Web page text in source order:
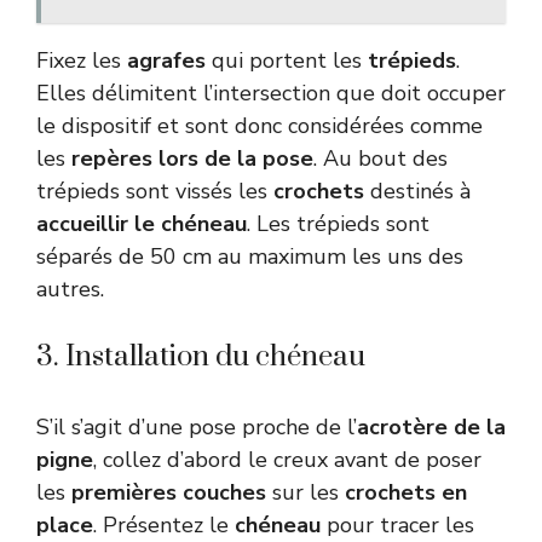
Fixez les agrafes qui portent les trépieds.
Elles délimitent l’intersection que doit occuper
le dispositif et sont donc considérées comme
les repères lors de la pose. Au bout des
trépieds sont vissés les crochets destinés à
accueillir le chéneau. Les trépieds sont
séparés de 50 cm au maximum les uns des
autres.
3. Installation du chéneau
S’il s’agit d’une pose proche de l’acrotère de la
pigne, collez d’abord le creux avant de poser
les premières couches sur les crochets en
place. Présentez le chéneau pour tracer les